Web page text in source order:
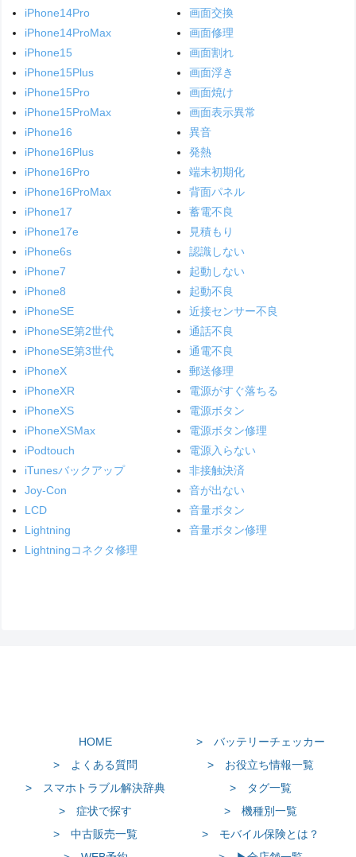
iPhone14Pro
iPhone14ProMax
iPhone15
iPhone15Plus
iPhone15Pro
iPhone15ProMax
iPhone16
iPhone16Plus
iPhone16Pro
iPhone16ProMax
iPhone17
iPhone17e
iPhone6s
iPhone7
iPhone8
iPhoneSE
iPhoneSE第2世代
iPhoneSE第3世代
iPhoneX
iPhoneXR
iPhoneXS
iPhoneXSMax
iPodtouch
iTunesバックアップ
Joy-Con
LCD
Lightning
Lightningコネクタ修理
画面交換
画面修理
画面割れ
画面浮き
画面焼け
画面表示異常
異音
発熱
端末初期化
背面パネル
蓄電不良
見積もり
認識しない
起動しない
起動不良
近接センサー不良
通話不良
通電不良
郵送修理
電源がすぐ落ちる
電源ボタン
電源ボタン修理
電源入らない
非接触決済
音が出ない
音量ボタン
音量ボタン修理
HOME
> バッテリーチェッカー
> よくある質問
> お役立ち情報一覧
> スマホトラブル解決辞典
> タグ一覧
> 症状で探す
> 機種別一覧
> 中古販売一覧
> モバイル保険とは？